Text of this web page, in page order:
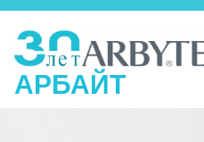
АРБАЙТ